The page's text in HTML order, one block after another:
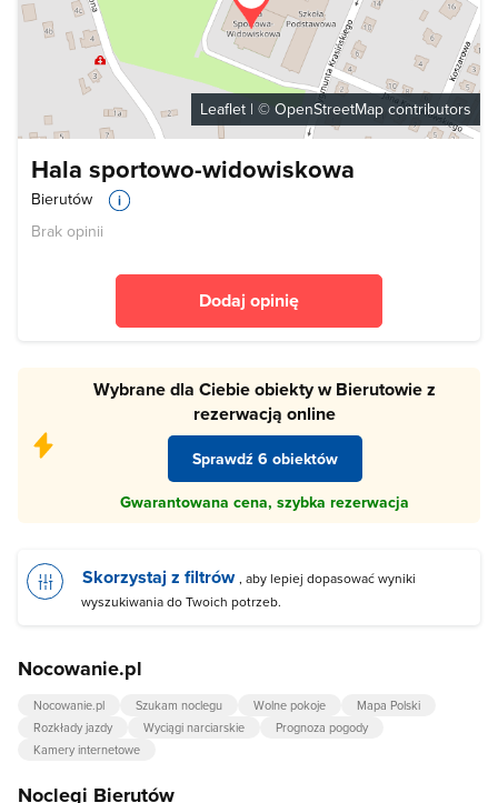
Leaflet | © OpenStreetMap contributors
Hala sportowo-widowiskowa
Bierutów
Brak opinii
Dodaj opinię
Wybrane dla Ciebie obiekty w Bierutowie z
rezerwacją online
Sprawdź 6 obiektów
Gwarantowana cena, szybka rezerwacja
Skorzystaj z filtrów , aby lepiej dopasować wyniki
wyszukiwania do Twoich potrzeb.
Nocowanie.pl
Nocowanie.pl Szukam noclegu Wolne pokoje
Mapa Polski
Rozkłady jazdy
Wyciągi narciarskie
Prognoza pogody
Kamery internetowe
Noclegi Bierutów